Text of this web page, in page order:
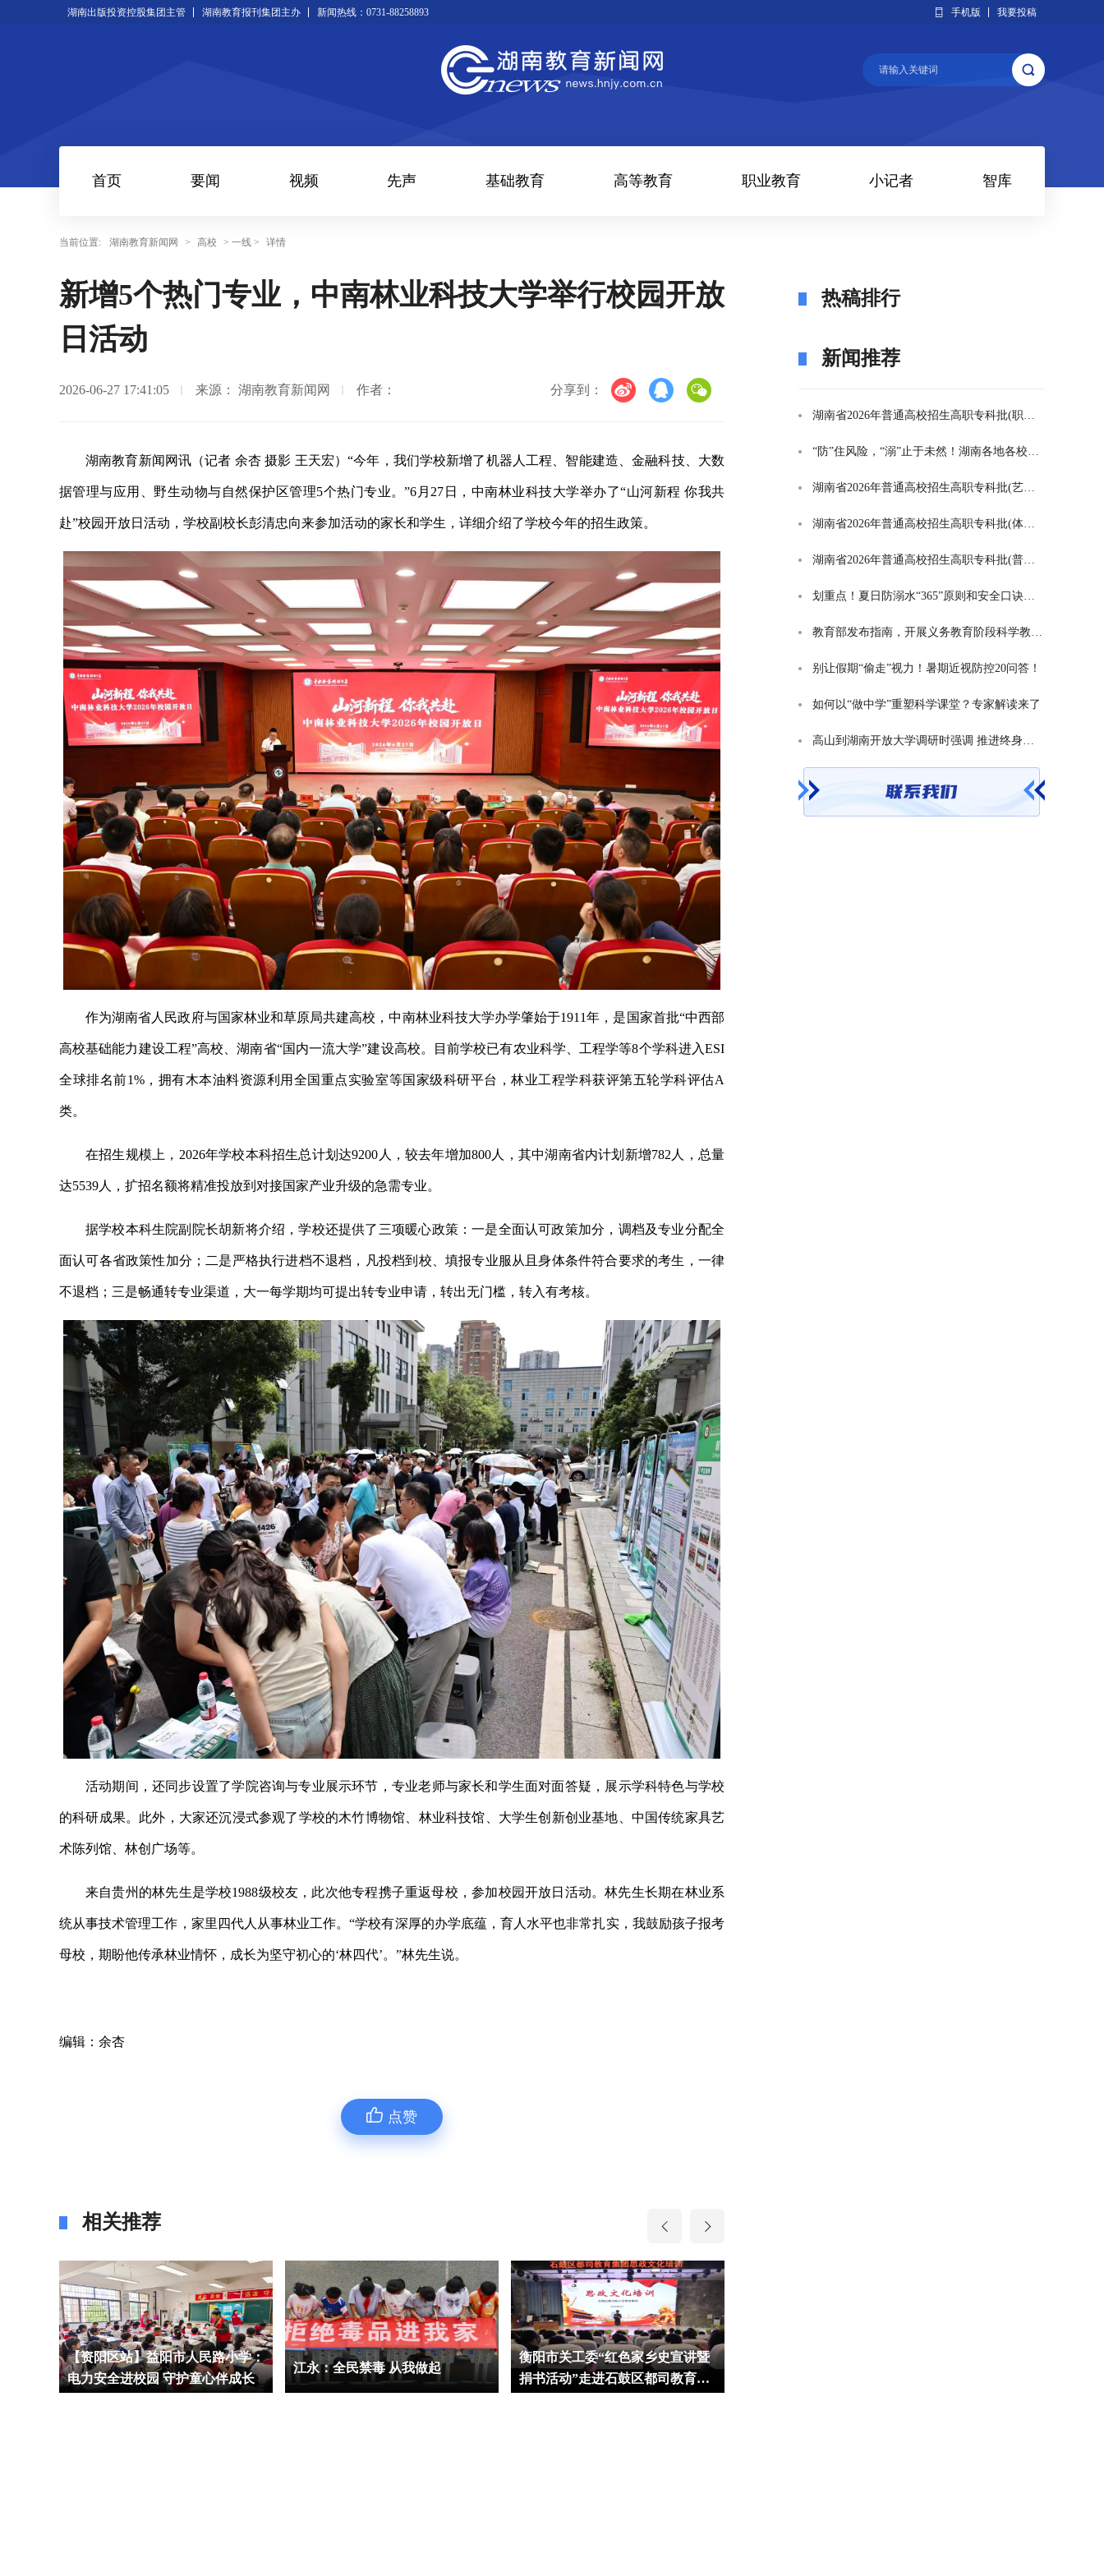
湖南出版投资控股集团主管 湖南教育报刊集团主办 新闻热线：0731-88258893 手机版 我要投稿
首页 要闻 视频 先声 基础教育 高等教育 职业教育 小记者 智库
当前位置: 湖南教育新闻网 > 高校 > 一线 > 详情
新增5个热门专业，中南林业科技大学举行校园开放
日活动
2026-06-27 17:41:05 来源： 湖南教育新闻网 作者： 分享到：
湖南教育新闻网讯（记者 余杏 摄影 王天宏）“今年，我们学校新增了机器人工程、智能建造、金融科技、大数
据管理与应用、野生动物与自然保护区管理5个热门专业。”6月27日，中南林业科技大学举办了“山河新程 你我共
赴”校园开放日活动，学校副校长彭清忠向来参加活动的家长和学生，详细介绍了学校今年的招生政策。
作为湖南省人民政府与国家林业和草原局共建高校，中南林业科技大学办学肇始于1911年，是国家首批“中西部
高校基础能力建设工程”高校、湖南省“国内一流大学”建设高校。目前学校已有农业科学、工程学等8个学科进入ESI
全球排名前1%，拥有木本油料资源利用全国重点实验室等国家级科研平台，林业工程学科获评第五轮学科评估A
类。
在招生规模上，2026年学校本科招生总计划达9200人，较去年增加800人，其中湖南省内计划新增782人，总量
达5539人，扩招名额将精准投放到对接国家产业升级的急需专业。
据学校本科生院副院长胡新将介绍，学校还提供了三项暖心政策：一是全面认可政策加分，调档及专业分配全
面认可各省政策性加分；二是严格执行进档不退档，凡投档到校、填报专业服从且身体条件符合要求的考生，一律
不退档；三是畅通转专业渠道，大一每学期均可提出转专业申请，转出无门槛，转入有考核。
活动期间，还同步设置了学院咨询与专业展示环节，专业老师与家长和学生面对面答疑，展示学科特色与学校
的科研成果。此外，大家还沉浸式参观了学校的木竹博物馆、林业科技馆、大学生创新创业基地、中国传统家具艺
术陈列馆、林创广场等。
来自贵州的林先生是学校1988级校友，此次他专程携子重返母校，参加校园开放日活动。林先生长期在林业系
统从事技术管理工作，家里四代人从事林业工作。“学校有深厚的办学底蕴，育人水平也非常扎实，我鼓励孩子报考
母校，期盼他传承林业情怀，成长为坚守初心的‘林四代’。”林先生说。
编辑：余杏
点赞
相关推荐
【资阳区站】益阳市人民路小学：
电力安全进校园 守护童心伴成长
江永：全民禁毒 从我做起
衡阳市关工委“红色家乡史宣讲暨
捐书活动”走进石鼓区都司教育集
热稿排行
新闻推荐
湖南省2026年普通高校招生高职专科批(职高对口类)第一次投档分数线
“防”住风险，“溺”止于未然！湖南各地各校打响防溺水“保卫战”
湖南省2026年普通高校招生高职专科批(艺术类)第一次投档分数线
湖南省2026年普通高校招生高职专科批(体育类)第一次投档分数线
湖南省2026年普通高校招生高职专科批(普通类)第一次投档分数线
划重点！夏日防溺水“365”原则和安全口诀一起学
教育部发布指南，开展义务教育阶段科学教育“做中学”领航行动
别让假期“偷走”视力！暑期近视防控20问答！
如何以“做中学”重塑科学课堂？专家解读来了
高山到湖南开放大学调研时强调 推进终身教育发展 在服务学习型社会建设中走好转型升级发展之路